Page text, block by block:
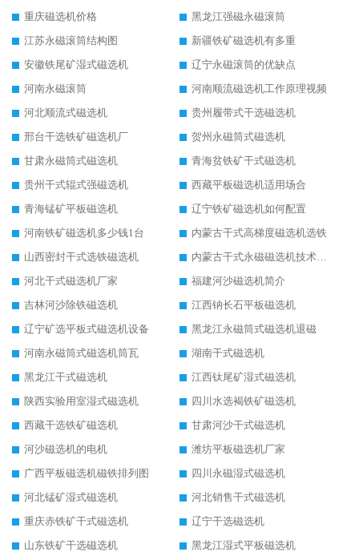
重庆磁选机价格
黑龙江强磁永磁滚筒
江苏永磁滚筒结构图
新疆铁矿磁选机有多重
安徽铁尾矿湿式磁选机
辽宁永磁滚筒的优缺点
河南永磁滚筒
河南顺流磁选机工作原理视频
河北顺流式磁选机
贵州履带式干选磁选机
邢台干选铁矿磁选机厂
贺州永磁筒式磁选机
甘肃永磁筒式磁选机
青海贫铁矿干式磁选机
贵州干式辊式强磁选机
西藏平板磁选机适用场合
青海锰矿平板磁选机
辽宁铁矿磁选机如何配置
河南铁矿磁选机多少钱1台
内蒙古干式高梯度磁选机选铁
山西密封干式选铁磁选机
内蒙古干式永磁磁选机技术要求
河北干式磁选机厂家
福建河沙磁选机简介
吉林河沙除铁磁选机
江西钠长石平板磁选机
辽宁矿选平板式磁选机设备
黑龙江永磁筒式磁选机退磁
河南永磁筒式磁选机筒瓦
湖南干式磁选机
黑龙江干式磁选机
江西钛尾矿湿式磁选机
陕西实验用室湿式磁选机
四川水选褐铁矿磁选机
西藏干选铁矿磁选机
甘肃河沙干式磁选机
河沙磁选机的电机
潍坊平板磁选机厂家
广西平板磁选机磁铁排列图
四川永磁湿式磁选机
河北锰矿湿式磁选机
河北销售干式磁选机
重庆赤铁矿干式磁选机
辽宁干选磁选机
山东铁矿干选磁选机
黑龙江湿式平板磁选机